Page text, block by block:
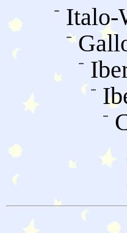
Italo-